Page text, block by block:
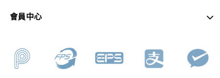
會員中心